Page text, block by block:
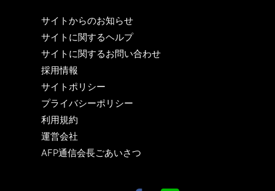
サイトからのお知らせ
サイトに関するヘルプ
サイトに関するお問い合わせ
採用情報
サイトポリシー
プライバシーポリシー
利用規約
運営会社
AFP通信会長ごあいさつ